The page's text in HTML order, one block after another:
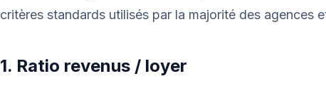
critères standards utilisés par la majorité des agences
1. Ratio revenus / loyer